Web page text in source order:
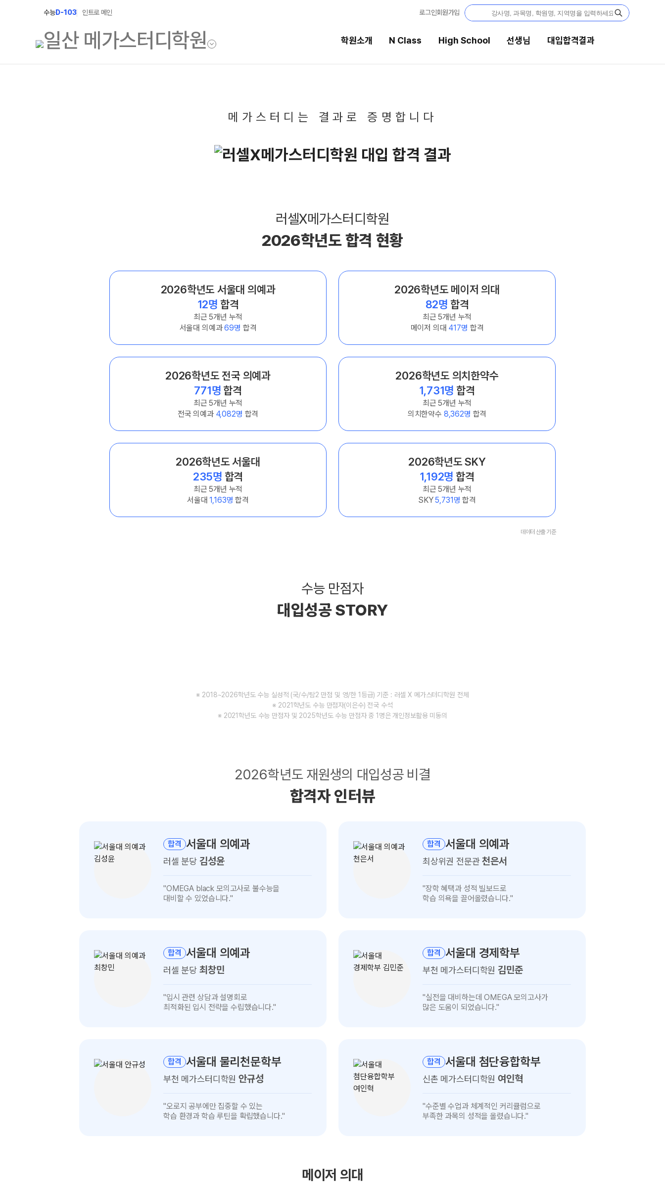
수능D-103 인트로 메인 로그인회원가입
학원소개 N Class High School 선생님 대입합격결과
수준별 맞춤합격시스템
2027 N수 정규반
내신 성적 상승 시스템
9월 대학별 논술
파이널 특강
2026 대진고 특별반
8월 단과
N
강의 전문가
학습 콘텐츠
2026 수능 적중 문항
재원생 혜택
재원생 통합회원인증
메가패스 특별 지원
메가스터디는 결과로 증명합니다
러셀X메가스터디학원
2026학년도 합격 현황
2026학년도 서울대 의예과
12명 합격
최근 5개년 누적
서울대 의예과69명 합격
2026학년도 메이저 의대
82명 합격
최근 5개년 누적
메이저 의대 417명 합격
2026학년도 전국 의예과
771명 합격
최근 5개년 누적
전국 의예과 4,082명 합격
2026학년도 의치한약수
1,731명 합격
최근 5개년 누적
의치한약수 8,362명 합격
2026학년도 서울대
235명 합격
최근 5개년 누적
서울대1,163명 합격
2026학년도 SKY
1,192명 합격
최근 5개년 누적
SKY5,731명 합격
데이터 산출 기준
수능 만점자
대입성공 STORY
※ 2018~2026학년도 수능 실성적 (국/수/탐2 만점 및 영/한 1등급) 기준 : 러셀 X 메가스터디학원 전체
※ 2021학년도 수능 만점자(이은수) 전국 수석
※ 2021학년도 수능 만점자 및 2025학년도 수능 만점자 중 1명은 개인정보활용 미동의
2026학년도 재원생의 대입성공 비결
합격자 인터뷰
합격 서울대 의예과
러셀 분당 김성윤
"OMEGA black 모의고사로 불수능을
대비할 수 있었습니다."
합격 서울대 의예과
최상위권 전문관천은서
"장학 혜택과 성적 빌보드로
학습 의욕을 끌어올렸습니다."
합격 서울대 의예과
러셀 분당 최창민
"입시 관련 상담과 설명회로
최적화된 입시 전략을 수립했습니다."
합격 서울대 경제학부
부천 메가스터디학원김민준
"실전을 대비하는데 OMEGA 모의고사가
많은 도움이 되었습니다."
합격 서울대 물리천문학부
부천 메가스터디학원안규성
"오로지 공부에만 집중할 수 있는
학습 환경과 학습 루틴을 확립했습니다."
합격 서울대 첨단융합학부
신촌 메가스터디학원여인혁
"수준별 수업과 체계적인 커리큘럼으로
부족한 과목의 성적을 올렸습니다."
메이저 의대